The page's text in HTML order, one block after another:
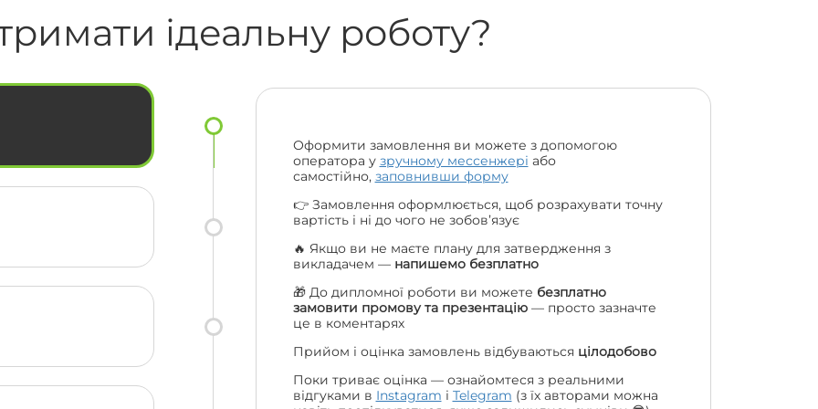
величезна подяка. Ціни порівняно з
іншими взагалі топ. Рекомендую вас
і сама буду звертатися ще. Велике
дякую усій вашій команді 😍🔥
ідеальну роботу?
Оформити замовлення ви можете з допомогою
оператора у зручному мессенжері або
самостійно, заповнивши форму
👉 Замовлення оформлюється, щоб розрахувати точну
вартість і ні до чого не зобов’язує
🔥 Якщо ви не маєте плану для затвердження з
викладачем — напишемо безплатно
🎁 До дипломної роботи ви можете безплатно
замовити промову та презентацію— просто зазначте
це в коментарях
Прийом і оцінка замовлень відбуваються цілодобово
Поки триває оцінка — ознайомтеся з реальними
відгуками в Instagram і Telegram (з їх авторами можна